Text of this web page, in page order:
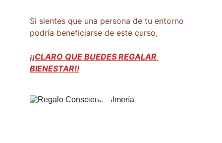
Si sientes que una persona de tu entorno
podría beneficiarse de este curso,
¡¡CLARO QUE BUEDES REGALAR
BIENESTAR!!